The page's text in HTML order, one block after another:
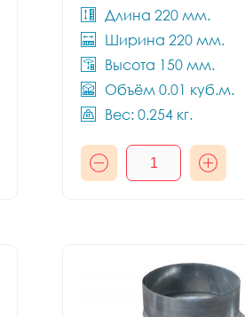
Длина 220 мм.
Ширина 220 мм.
Высота 150 мм.
Объём 0.01 куб.м.
Вес: 0.254 кг.